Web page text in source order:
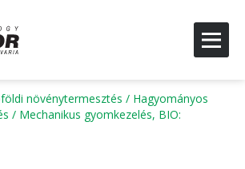
növénytermesztés / Hagyományos
/ Mechanikus gyomkezelés, BIO: